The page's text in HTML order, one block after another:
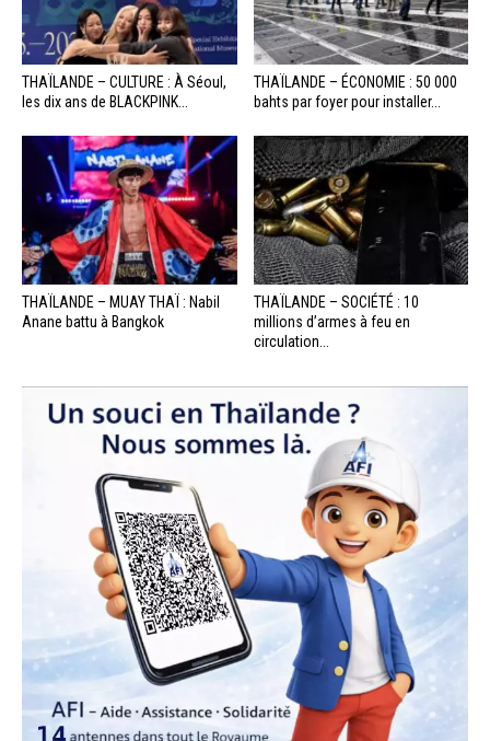
THAÏLANDE – CULTURE : À Séoul,
les dix ans de BLACKPINK...
THAÏLANDE – ÉCONOMIE : 50 000
bahts par foyer pour installer...
THAÏLANDE – MUAY THAÏ : Nabil
Anane battu à Bangkok
THAÏLANDE – SOCIÉTÉ : 10
millions d’armes à feu en
circulation...